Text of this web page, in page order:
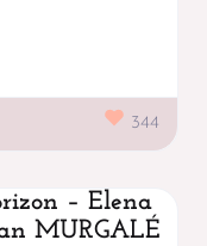
344
– Elena
MURGALÉ